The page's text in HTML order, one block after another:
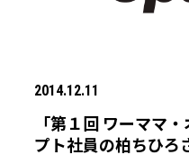
2014.12.11
「第１回 ワーママ
プト社員の柏ちひろ